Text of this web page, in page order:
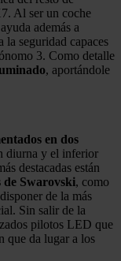
Al ser un coche
además a
la seguridad capaces
3. Como detalle
, aportándole
en dos
diurna y el inferior
destacadas están
de Swarovski, como
de la más
Sin salir de la
pilotos LED que
que da lugar a los